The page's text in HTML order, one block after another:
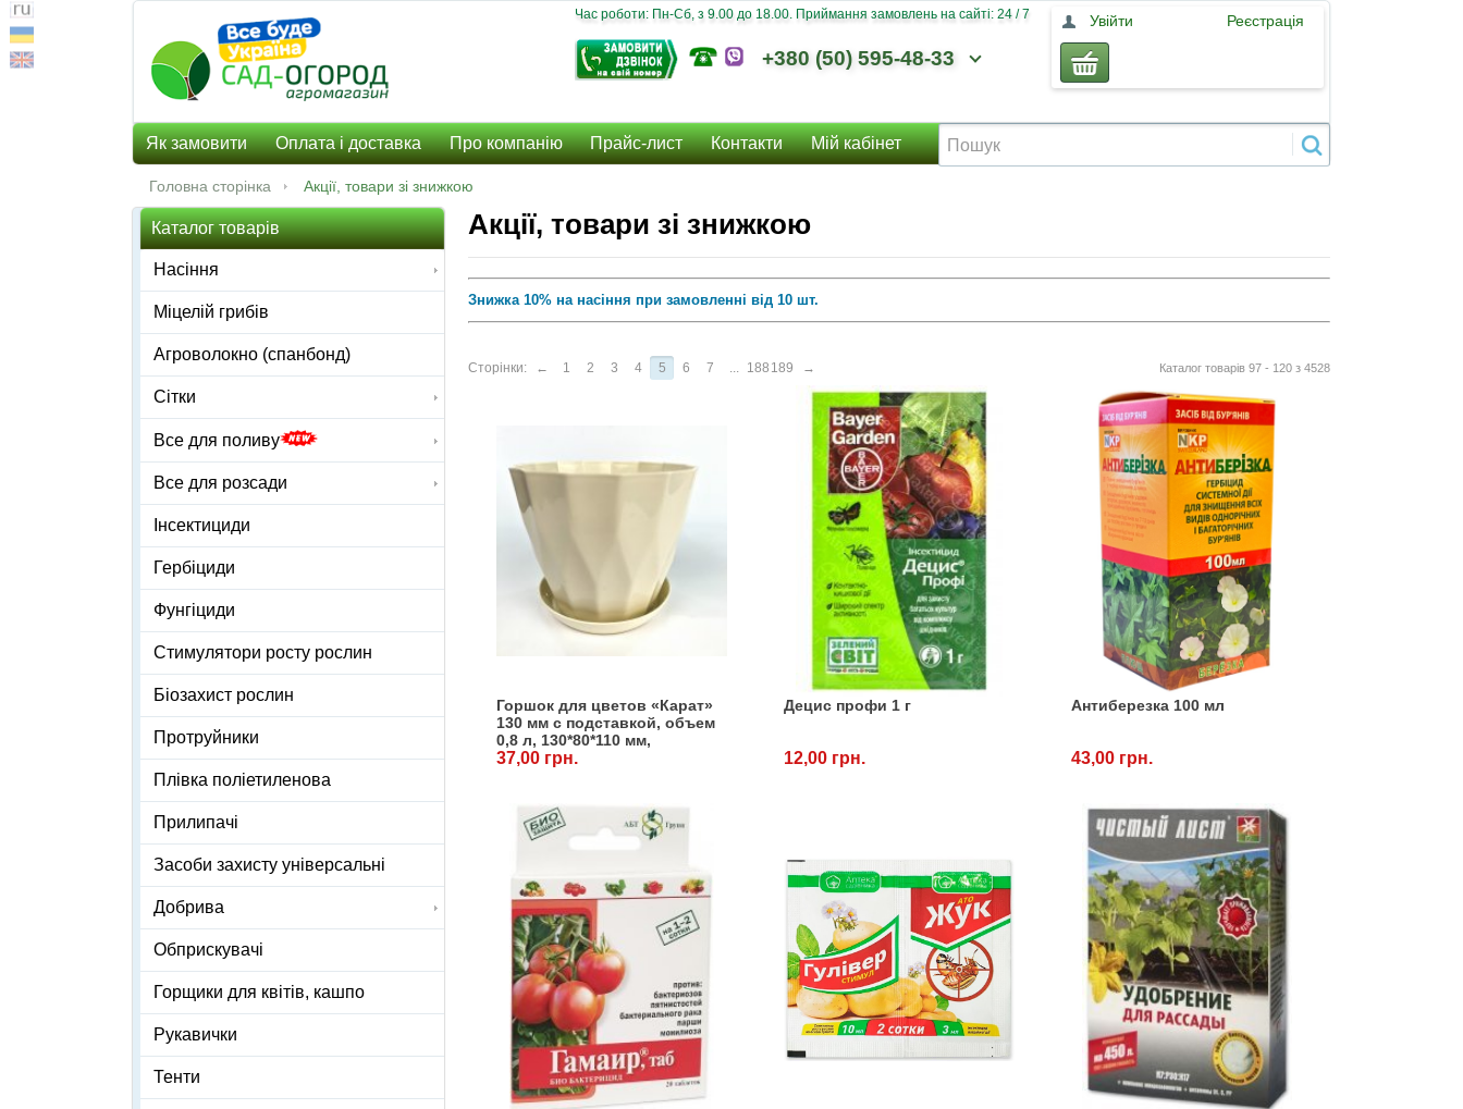
Час роботи: Пн-Сб, з 9.00 до 18.00. Приймання замовлень на сайті: 24 / 7
+380 (50) 595-48-33
Увійти Реєстрація
Як замовити Оплата і доставка Про компанію Прайс-лист Контакти Мій кабінет
Головна сторінка Акції, товари зі знижкою
Акції, товари зі знижкою
Знижка 10% на насіння при замовленні від 10 шт.
Каталог товарів 97 - 120 з 4528
Сторінки: ← 1 2 3 4 5 6 7 ... 188 189 →
Горшок для цветов «Карат»
130 мм с подставкой, объем
0,8 л, 130*80*110 мм,
кремовый
37,00 грн.
Децис профи 1 г
12,00 грн.
Антиберезка 100 мл
43,00 грн.
Каталог товарів
Насіння
Міцелій грибів
Агроволокно (спанбонд)
Сітки
Все для поливу
Все для розсади
Інсектициди
Гербіциди
Фунгіциди
Стимулятори росту рослин
Біозахист рослин
Протруйники
Плівка поліетиленова
Прилипачі
Засоби захисту універсальні
Добрива
Обприскувачі
Горщики для квітів, кашпо
Рукавички
Тенти